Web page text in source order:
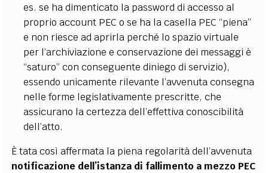
es. se ha dimenticato la password di accesso al
proprio account PEC o se ha la casella PEC “piena”
e non riesce ad aprirla perché lo spazio virtuale
per l’archiviazione e conservazione dei messaggi è
“saturo” con conseguente diniego di servizio),
essendo unicamente rilevante l’avvenuta consegna
nelle forme legislativamente prescritte, che
assicurano la certezza dell’effettiva conoscibilità
dell’atto.
È tata così affermata la piena regolarità dell’avvenuta
notificazione dell’istanza di fallimento a mezzo PEC